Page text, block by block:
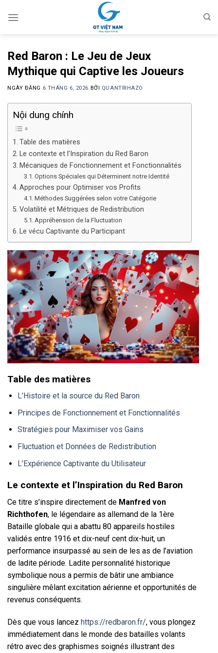
đến
Red Baron : Le Jeu de Jeux
Mythique qui Captive les Joueurs
NGÀY ĐĂNG 6 THÁNG 6, 2026 BỞI QUANTRIHAZO
Nội dung chính
Table des matières
Le contexte et l’Inspiration du Red Baron
Mécaniques de Fonctionnement et Fonctionnalités
Options Spéciales qui Déterminent notre Identité
Approches pour Optimiser vos Profits
Méthodes Suggérées selon votre Catégorie
Volatilité et Métriques de Redistribution
Appréhension de la Fluctuation
Le vécu Captivante du Participant
Table des matières
L’Histoire et la source du Red Baron
Principes de Fonctionnement et Fonctionnalités
Stratégies pour Maximiser vos Gains
Fluctuation et Données de Redistribution
L’Expérience Captivante du Utilisateur
Le contexte et l’Inspiration du Red Baron
Ce titre s’inspire directement de Manfred von
Richthofen, le légendaire as allemand de la 1ère
Bataille globale qui a abattu 80 appareils hostiles
validés entre 1916 et dix-neuf cent dix-huit, un
performance insurpassé au sein de les as de l’aviation
de ladite période. Ladite personnalité historique
symbolique nous a permis de bâtir une ambiance
singulière mêlant excitation aérienne et opportunités de
revenus conséquents.
Dès que vous lancez https://redbaron.fr/, vous plongez
immédiatement dans le monde des batailles volants
rétro avec des graphismes soignés illustrant des